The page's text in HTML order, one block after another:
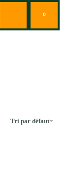
0
Tri par défaut